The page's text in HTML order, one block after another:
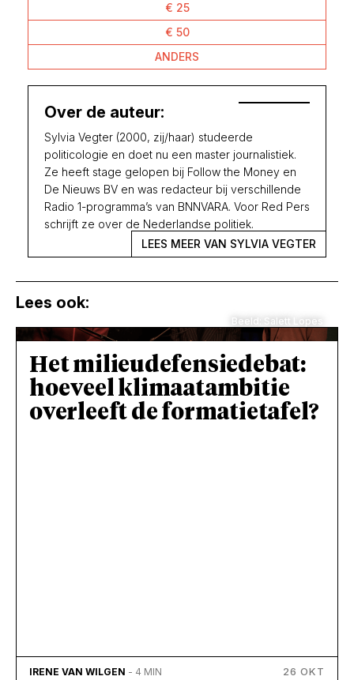
€ 25
€ 50
ANDERS
Over de auteur:
Sylvia Vegter (2000, zij/haar) studeerde
politicologie en doet nu een master journalistiek.
Ze heeft stage gelopen bij Follow the Money en
De Nieuws BV en was redacteur bij verschillende
Radio 1-programma’s van BNNVARA. Voor Red Pers
schrijft ze over de Nederlandse politiek.
LEES MEER VAN SYLVIA VEGTER
Lees ook:
Beeld: Salett Lopes
Het milieudefensiedebat:
hoeveel klimaatambitie
overleeft de formatietafel?
IRENE VAN WILGEN - 4 MIN 26 OKT